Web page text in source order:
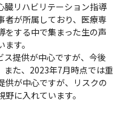
臓リハビリテーション指導
者が所属しており、医療専
をする中で集まった生の声
す。
提供が中心ですが、今後
また、2023年7月時点では重
供が中心ですが、リスクの
に入れています。